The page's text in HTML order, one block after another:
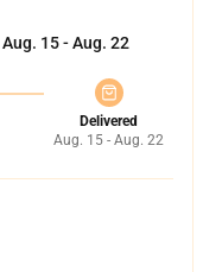
Aug. 15 - Aug. 22
Delivered
Aug. 15 - Aug. 22